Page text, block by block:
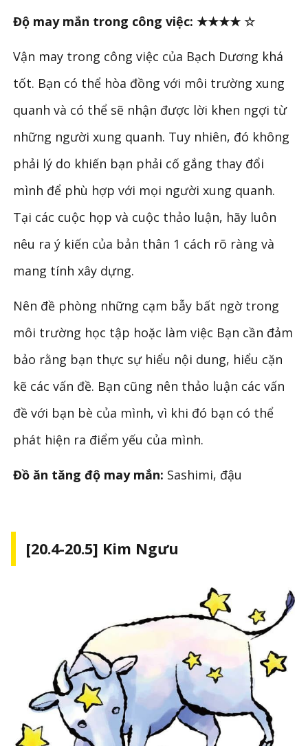
Độ may mắn trong công việc: ★★★★ ☆
Vận may trong công việc của Bạch Dương khá
tốt. Bạn có thể hòa đồng với môi trường xung
quanh và có thể sẽ nhận được lời khen ngợi từ
những người xung quanh. Tuy nhiên, đó không
phải lý do khiến bạn phải cố gắng thay đổi
mình để phù hợp với mọi người xung quanh.
Tại các cuộc họp và cuộc thảo luận, hãy luôn
nêu ra ý kiến của bản thân 1 cách ​rõ ràng và
mang tính xây dựng.
Nên đề phòng những cạm bẫy bất ngờ trong
môi trường học tập hoặc làm việc Bạn cần đảm
bảo rằng bạn thực sự hiểu nội dung, hiểu cặn
kẽ các vấn đề. Bạn cũng nên thảo luận các vấn
đề với bạn bè của mình, vì khi đó bạn có thể
phát hiện ra điểm yếu của mình.
Đồ ăn tăng độ may mắn: Sashimi, đậu
[20.4-20.5] Kim Ngưu